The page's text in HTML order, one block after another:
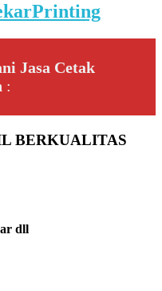
Jasa Cetak
:
BERKUALITAS
dll